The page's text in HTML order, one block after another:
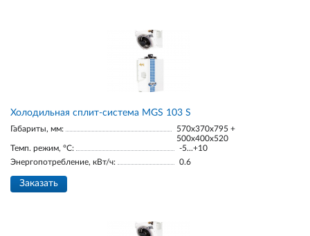
Холодильная сплит-система MGS 103 S
Габариты, мм:
570x370x795 +
500x400x520
Темп. режим, °С:
-5...+10
Энергопотребление, кВт/ч:
0.6
Заказать